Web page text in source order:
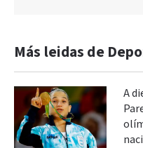
Más leidas de
A